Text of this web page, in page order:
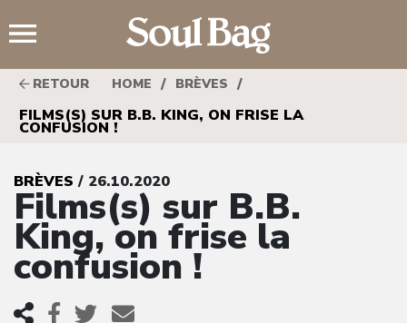
RETOUR HOME / BRÈVES /
FILMS(S) SUR B.B. KING, ON FRISE LA
CONFUSION !
BRÈVES / 26.10.2020
Films(s) sur B.B.
King, on frise la
confusion !